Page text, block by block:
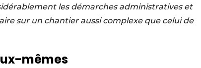
les démarches administratives et
sur un chantier aussi complexe que celui de
mêmes